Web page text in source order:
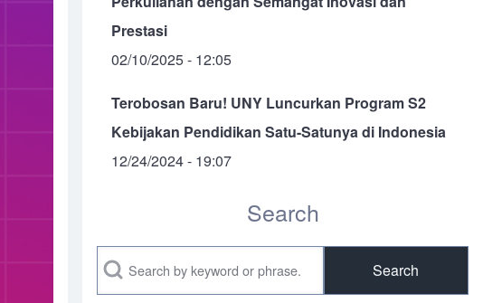
Prestasi
02/10/2025 - 12:05
Terobosan Baru! UNY Luncurkan Program S2
Kebijakan Pendidikan Satu-Satunya di Indonesia
12/24/2024 - 19:07
Search
Search